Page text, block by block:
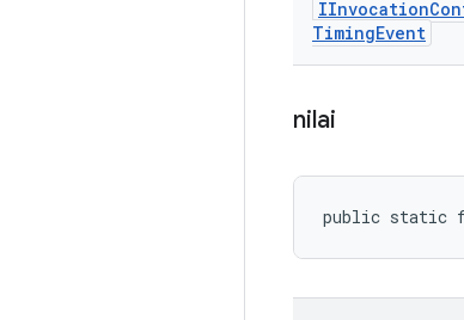
IInvocation
TimingEvent
nilai
public static